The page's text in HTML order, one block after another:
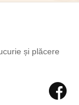
și plăcere